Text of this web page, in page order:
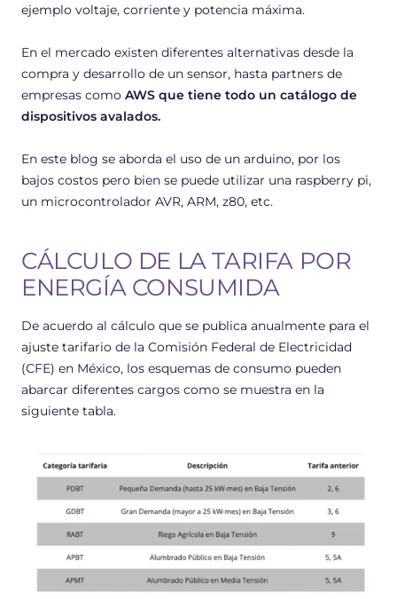
ejemplo voltaje, corriente y potencia máxima.
En el mercado existen diferentes alternativas desde la
compra y desarrollo de un sensor, hasta partners de
empresas como AWS que tiene todo un catálogo de
dispositivos avalados.
En este blog se aborda el uso de un arduino, por los
bajos costos pero bien se puede utilizar una raspberry pi,
un microcontrolador AVR, ARM, z80, etc.
CÁLCULO DE LA TARIFA POR
ENERGÍA CONSUMIDA
De acuerdo al cálculo que se publica anualmente para el
ajuste tarifario de la Comisión Federal de Electricidad
(CFE) en México, los esquemas de consumo pueden
abarcar diferentes cargos como se muestra en la
siguiente tabla.